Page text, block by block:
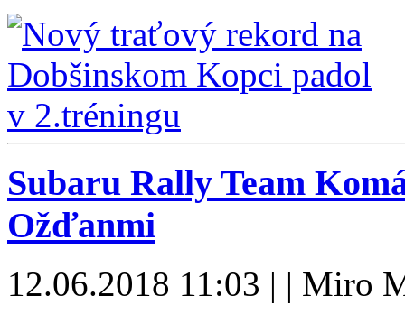
Subaru Rally Team
Ožďanmi
12.06.2018 11:03 | | Miro